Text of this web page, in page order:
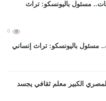
0
مسئول باليونسكو: تراث إنساني